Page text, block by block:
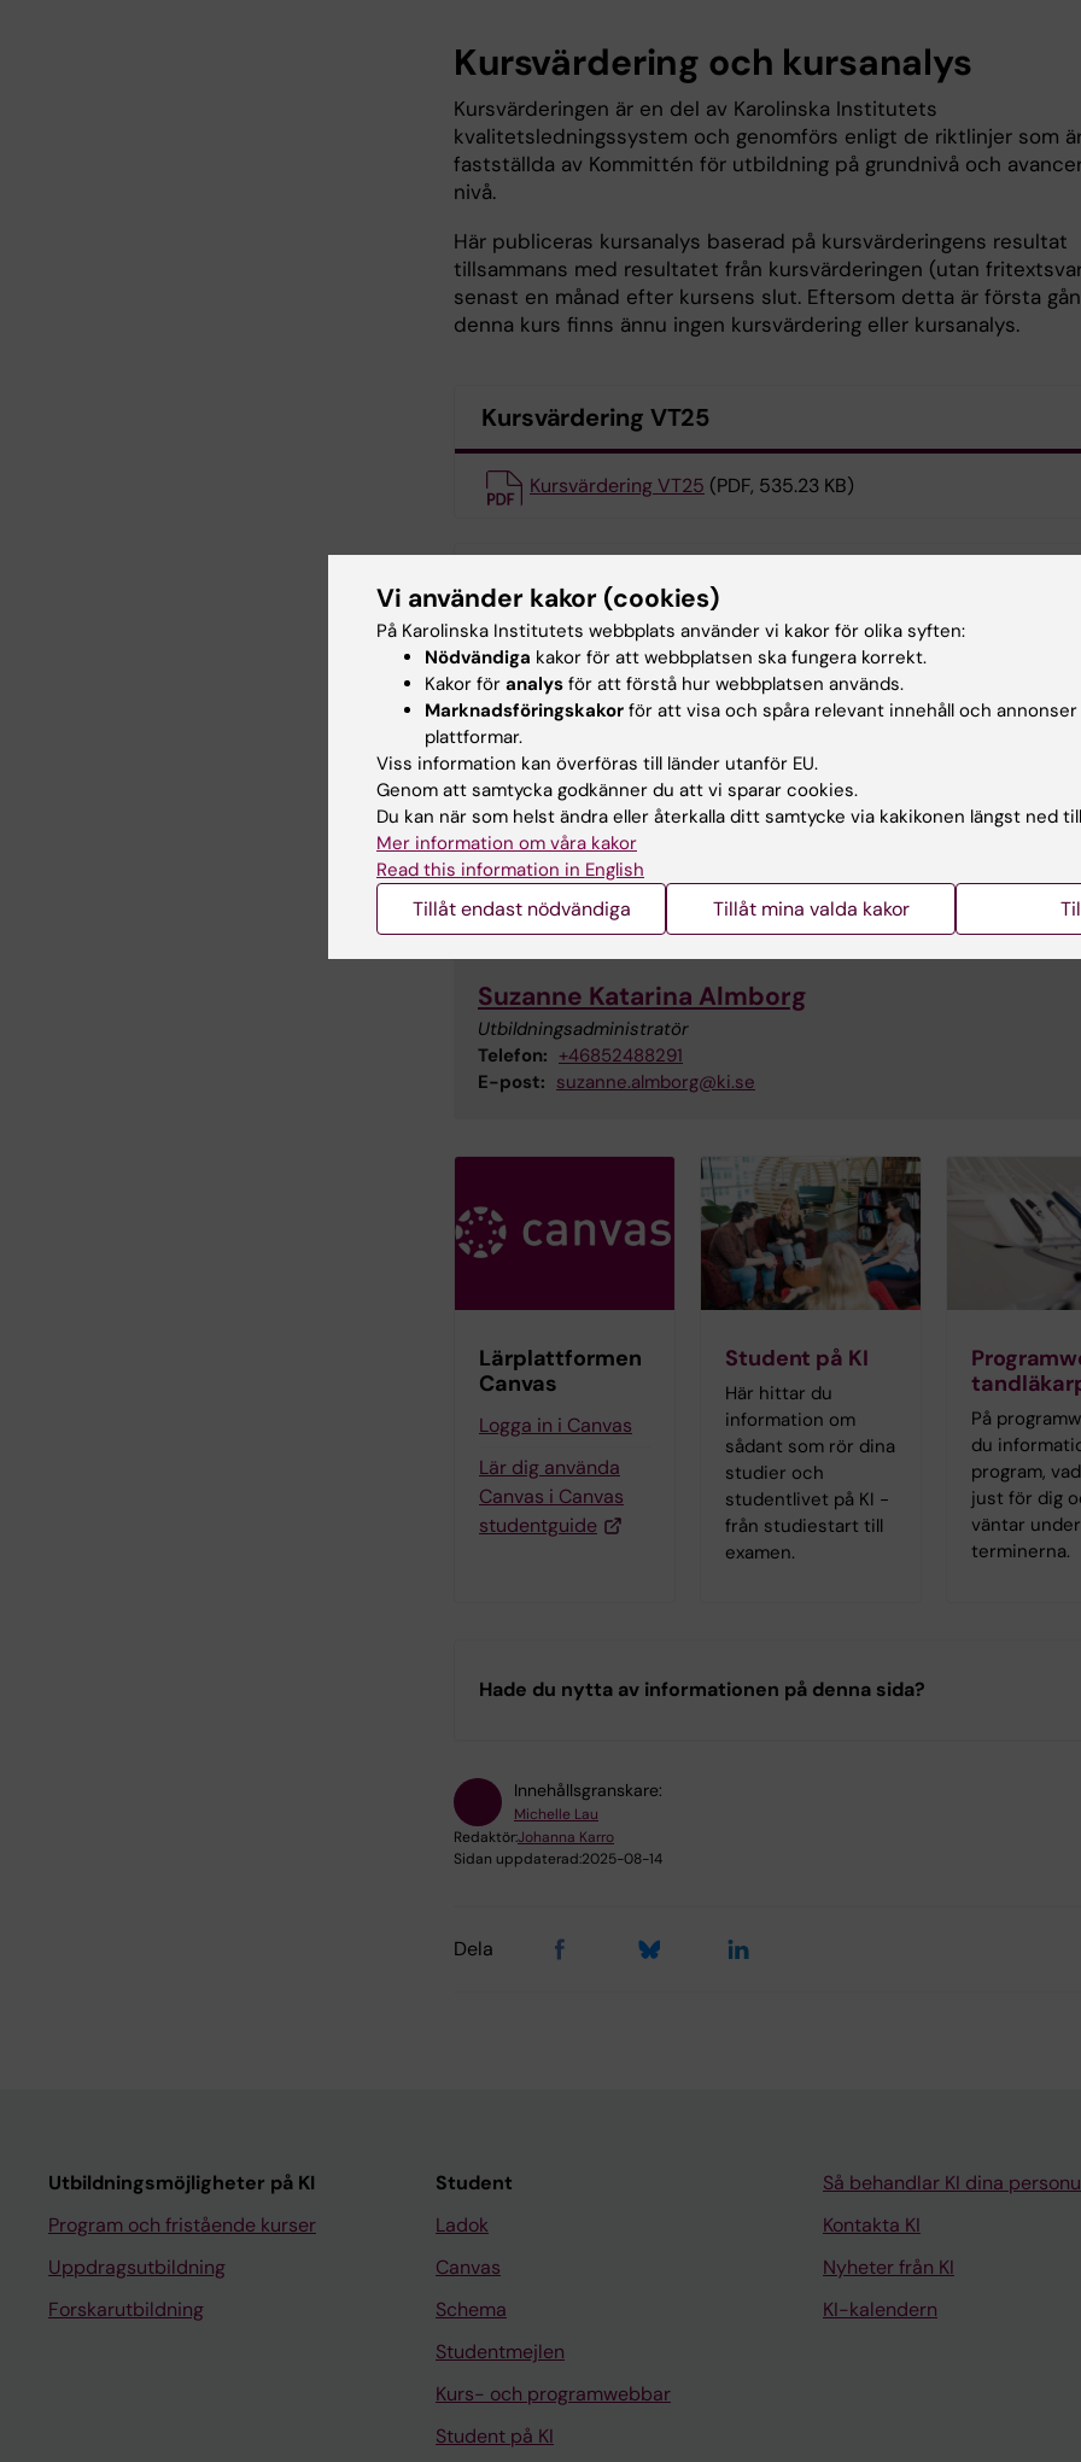
Kursvärdering och kursanalys
Kursvärderingen är en del av Karolinska Institutets
kvalitetsledningssystem och genomförs enligt de riktlinjer som
fastställda av Kommittén för utbildning på grundnivå och
nivå.
Här publiceras kursanalys baserad på kursvärderingens resultat
tillsammans med resultatet från kursvärderingen (utan
senast en månad efter kursens slut. Eftersom detta är första
denna kurs finns ännu ingen kursvärdering eller kursanalys.
Kursvärdering VT25
Kursvärdering VT25 (PDF, 535.23 KB)
Kursanalys Oral hälsa - klinik 6 - VT25 (PDF, 175.75 KB)
Kontaktuppgifter
Michelle Lau
Kursansvarig
michelle.lau@ki.se
Suzanne Katarina Almborg
Utbildningsadministratör
Telefon: +46852488291
E-post: suzanne.almborg@ki.se
Lärplattformen
Canvas
Logga in i Canvas
Lär dig använda
Canvas i Canvas
studentguide
Student på KI
Här hittar du
information om
sådant som rör dina
studier och
studentlivet på KI -
från studiestart till
examen.
På
du
program,
just för dig
väntar under
terminerna.
Hade du nytta av informationen på denna sida?
Innehållsgranskare:
Michelle Lau
Redaktör:Johanna Karro
Sidan uppdaterad:2025-08-14
Dela
Utbildningsmöjligheter på KI
Program och fristående kurser
Uppdragsutbildning
Forskarutbildning
Student
Ladok
Canvas
Schema
Studentmejlen
Kurs- och programwebbar
Student på KI
Så behandlar KI dina
Kontakta KI
Nyheter från KI
KI-kalendern
Vi använder kakor (cookies)
På Karolinska Institutets webbplats använder vi kakor för olika syften:
Nödvändiga kakor för att webbplatsen ska fungera korrekt.
Kakor för analys för att förstå hur webbplatsen används.
Marknadsföringskakor för att visa och spåra relevant innehåll och
plattformar.
Viss information kan överföras till länder utanför EU.
Genom att samtycka godkänner du att vi sparar cookies.
Du kan när som helst ändra eller återkalla ditt samtycke via kakikonen längst ned
Mer information om våra kakor
Read this information in English
Tillåt endast nödvändiga Tillåt mina valda kakor